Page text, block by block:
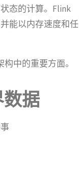
态的计算。Flink
能以内存速度和任
中的重要方面。
据